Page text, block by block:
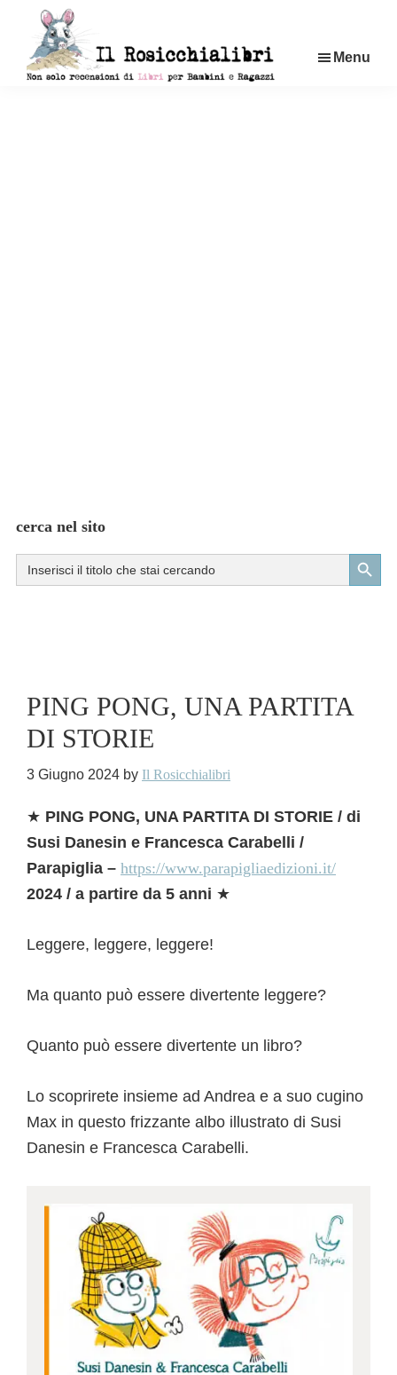
contenuto
Menu
cerca nel sito
Search
for:
Search Button
PING PONG, UNA PARTITA
DI STORIE
3 Giugno 2024 by Il Rosicchialibri
★ PING PONG, UNA PARTITA DI STORIE / di
Susi Danesin e Francesca Carabelli /
Parapiglia – https://www.parapigliaedizioni.it/
2024 / a partire da 5 anni ★
Leggere, leggere, leggere!
Ma quanto può essere divertente leggere?
Quanto può essere divertente un libro?
Lo scoprirete insieme ad Andrea e a suo cugino
Max in questo frizzante albo illustrato di Susi
Danesin e Francesca Carabelli.